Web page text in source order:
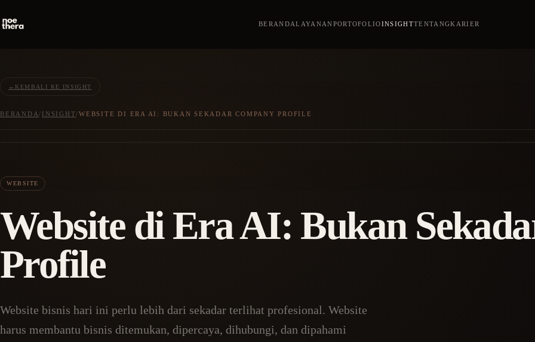
BERANDALAYANANPORTOFOLIOINSIGHTTENTANGKARIER
← KEMBALI KE INSIGHT
BERANDA/ INSIGHT/WEBSITE DI ERA AI: BUKAN SEKADAR COMPANY PROFILE
WEBSITE
Website di Era AI: Bukan
Profile
Website bisnis hari ini perlu lebih dari sekadar terlihat profesional. Website
harus membantu bisnis ditemukan, dipercaya, dihubungi, dan dipahami